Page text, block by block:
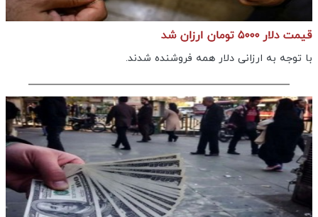
قیمت دلار ۵۰۰۰ تومان ارزان‌ شد
با توجه به ارزانی دلار همه فروشنده شدند.